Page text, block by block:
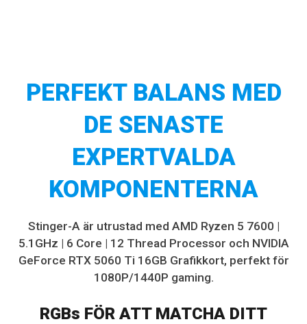
PERFEKT BALANS MED
DE SENASTE
EXPERTVALDA
KOMPONENTERNA
Stinger-A är utrustad med AMD Ryzen 5 7600 |
5.1GHz | 6 Core | 12 Thread Processor och NVIDIA
GeForce RTX 5060 Ti 16GB Grafikkort, perfekt för
1080P/1440P gaming.
RGBs FÖR ATT MATCHA DITT